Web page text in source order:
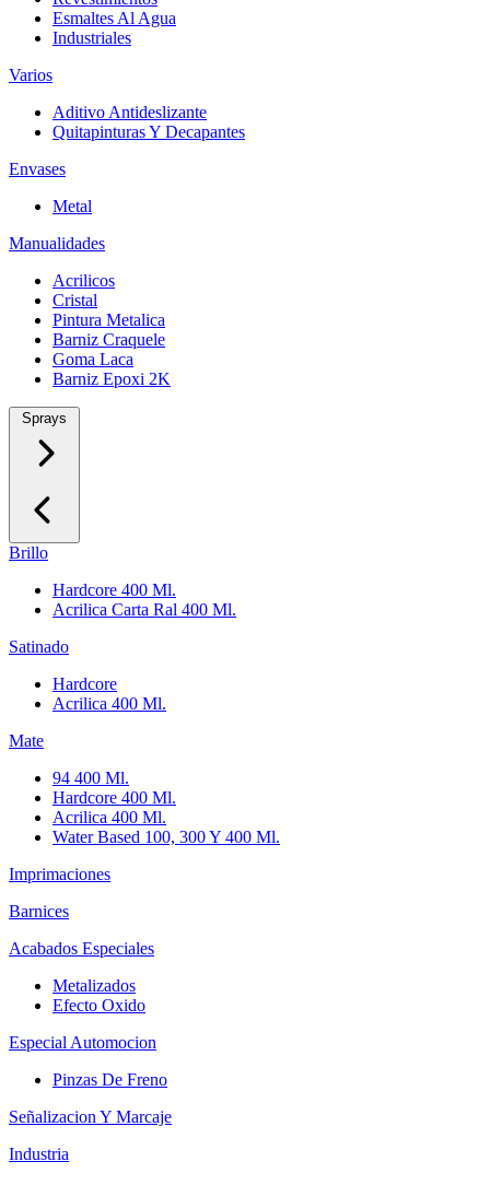
Esmaltes Al Agua
Industriales
Varios
Aditivo Antideslizante
Quitapinturas Y Decapantes
Envases
Metal
Manualidades
Acrilicos
Cristal
Pintura Metalica
Barniz Craquele
Goma Laca
Barniz Epoxi 2K
Sprays
Brillo
Hardcore 400 Ml.
Acrilica Carta Ral 400 Ml.
Satinado
Hardcore
Acrilica 400 Ml.
Mate
94 400 Ml.
Hardcore 400 Ml.
Acrilica 400 Ml.
Water Based 100, 300 Y 400 Ml.
Imprimaciones
Barnices
Acabados Especiales
Metalizados
Efecto Oxido
Especial Automocion
Pinzas De Freno
Señalizacion Y Marcaje
Industria